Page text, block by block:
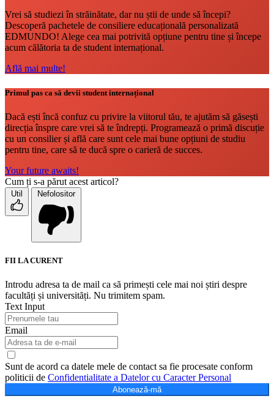
Vrei să studiezi în străinătate, dar nu știi de unde să începi?
Descoperă pachetele de consiliere educațională personalizată
EDMUNDO! Alege cea mai potrivită opțiune pentru tine și începe
acum călătoria ta de student internațional.
Află mai multe!
Primul pas ca să devii student internațional
Dacă ești încă confuz cu privire la viitorul tău, te ajutăm să găsești
direcția înspre care vrei să te îndrepți. Programează o primă discuție
cu un consilier și află care sunt cele mai bune opțiuni de studiu
pentru tine, care să te ducă spre o carieră de succes.
Your future awaits!
Cum ți s-a părut acest articol?
Util Nefolositor
FII LA CURENT
Introdu adresa ta de mail ca să primești cele mai noi știri despre
facultăți și universități. Nu trimitem spam.
Text Input
Email
Sunt de acord ca datele mele de contact sa fie procesate conform
politicii de Confidentialitate a Datelor cu Caracter Personal
Abonează-mă